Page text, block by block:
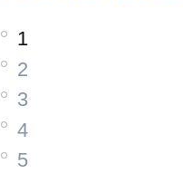
1
2
3
4
5